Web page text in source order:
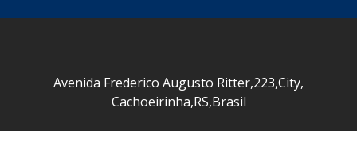
Avenida Frederico Augusto Ritter,223,City,
Cachoeirinha,RS,Brasil